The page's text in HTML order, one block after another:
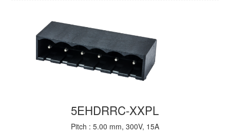
5EHDRRC-XXPL
Pitch : 5.00 mm, 300V, 15A